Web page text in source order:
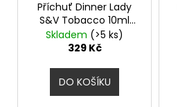
Příchuť Dinner Lady
S&V Tobacco 10ml
Virginia Tobacco
Skladem (>5 ks)
329 Kč
DO KOŠÍKU